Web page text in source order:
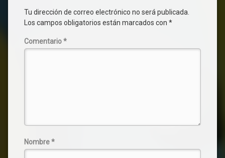
Tu dirección de correo electrónico no será publicada.
Los campos obligatorios están marcados con *
Comentario*
Nombre*